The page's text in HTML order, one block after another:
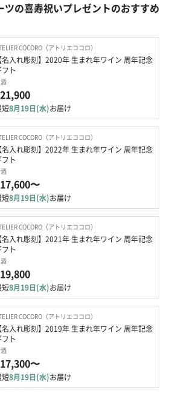
の喜寿祝いプレゼントのおすすめ
COCORO（アトリエココロ）
【名入れ彫刻】2020年 生まれ年ワイン 周年記念
フト
短8月19日(水)お届け
COCORO（アトリエココロ）
【名入れ彫刻】2022年 生まれ年ワイン 周年記念
フト
〜
短8月19日(水)お届け
COCORO（アトリエココロ）
【名入れ彫刻】2021年 生まれ年ワイン 周年記念
フト
短8月19日(水)お届け
COCORO（アトリエココロ）
【名入れ彫刻】2019年 生まれ年ワイン 周年記念
フト
〜
短8月19日(水)お届け